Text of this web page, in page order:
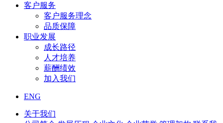
客户服务
客户服务理念
品质保障
职业发展
成长路径
人才培养
薪酬绩效
加入我们
ENG
关于我们